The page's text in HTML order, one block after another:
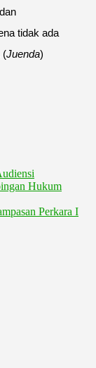
tidak ada
(Juenda)
Hukum
Perkara I